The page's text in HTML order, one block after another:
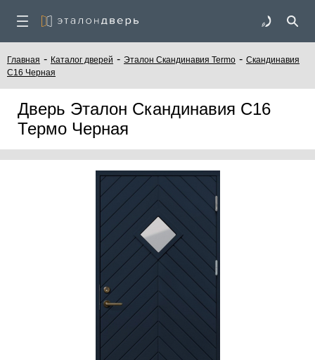
Главная - Каталог дверей - Эталон Скандинавия Termo - Скандинавия
С16 Черная
Дверь Эталон Скандинавия С16
Термо Черная